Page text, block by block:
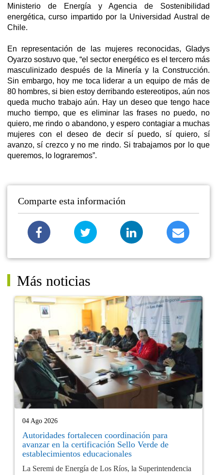
Ministerio de Energía y Agencia de Sostenibilidad
energética, curso impartido por la Universidad Austral de
Chile.
En representación de las mujeres reconocidas, Gladys
Oyarzo sostuvo que, “el sector energético es el tercero más
masculinizado después de la Minería y la Construcción.
Sin embargo, hoy me toca liderar a un equipo de más de
80 hombres, si bien estoy derribando estereotipos, aún nos
queda mucho trabajo aún. Hay un deseo que tengo hace
mucho tiempo, que es eliminar las frases no puedo, no
quiero, me rindo o abandono, y espero contagiar a muchas
mujeres con el deseo de decir sí puedo, sí quiero, sí
avanzo, sí crezco y no me rindo. Si trabajamos por lo que
queremos, lo lograremos”.
Comparte esta información
Más noticias
04 Ago 2026
Autoridades fortalecen coordinación para
avanzar en la certificación Sello Verde de
establecimientos educacionales
La Seremi de Energía de Los Ríos, la Superintendencia